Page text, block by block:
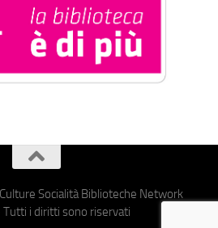
Socialità Biblioteche Network
Tutti i diritti sono riservati